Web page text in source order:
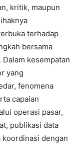
kritik, maupun
terhadap
bersama
kesempatan
yang
fenomena
capaian
operasi pasar,
publikasi data
koordinasi dengan